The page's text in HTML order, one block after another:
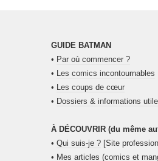
GUIDE BATMAN
• Par où commencer ?
• Les comics incontournables
• Les coups de cœur
• Dossiers & informations
À DÉCOUVRIR (du même
• Qui suis-je ? [Site
• Mes articles (comics et